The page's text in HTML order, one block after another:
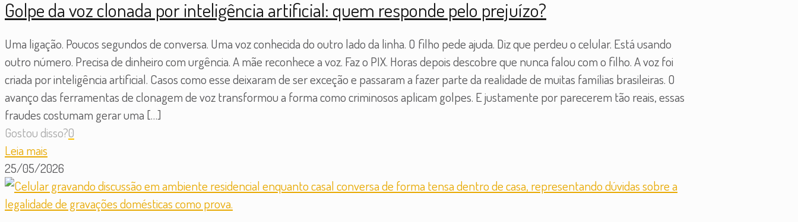
Golpe da voz clonada por inteligência artificial: quem responde pelo prejuízo?
Uma ligação. Poucos segundos de conversa. Uma voz conhecida do outro lado da linha. O filho pede ajuda. Diz que perdeu o celular. Está usando
outro número. Precisa de dinheiro com urgência. A mãe reconhece a voz. Faz o PIX. Horas depois descobre que nunca falou com o filho. A voz foi
criada por inteligência artificial. Casos como esse deixaram de ser exceção e passaram a fazer parte da realidade de muitas famílias brasileiras. O
avanço das ferramentas de clonagem de voz transformou a forma como criminosos aplicam golpes. E justamente por parecerem tão reais, essas
fraudes costumam gerar uma […]
Gostou disso?0
Leia mais
25/05/2026